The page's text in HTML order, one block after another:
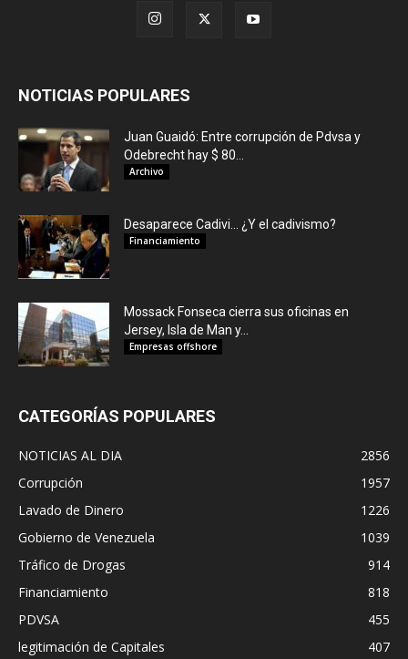
NOTICIAS POPULARES
Juan Guaidó: Entre corrupción de Pdvsa y
Odebrecht hay $ 80...
Archivo
Desaparece Cadivi… ¿Y el cadivismo?
Financiamiento
Mossack Fonseca cierra sus oficinas en
Jersey, Isla de Man y...
Empresas offshore
CATEGORÍAS POPULARES
NOTICIAS AL DIA
2856
Corrupción
1957
Lavado de Dinero
1226
Gobierno de Venezuela
1039
Tráfico de Drogas
914
Financiamiento
818
PDVSA
455
legitimación de Capitales
407